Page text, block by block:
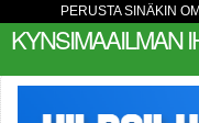
PERUSTA SINÄKIN
KYNSIMAAILMAN